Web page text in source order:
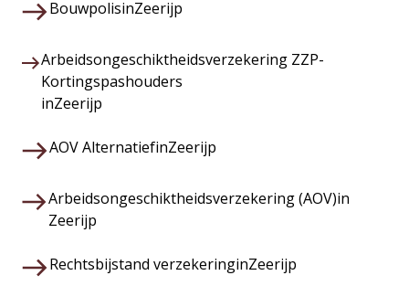
BouwpolisinZeerijp
Arbeidsongeschiktheidsverzekering ZZP-
Kortingspashouders
inZeerijp
AOV AlternatiefinZeerijp
Arbeidsongeschiktheidsverzekering (AOV)in
Zeerijp
Rechtsbijstand verzekeringinZeerijp